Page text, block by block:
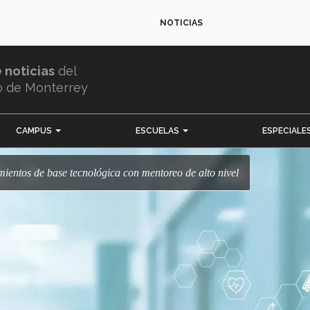
NOTICIAS
noticias del
de Monterrey
CAMPUS ESCUELAS
de base tecnológica con mentoreo de alto nivel